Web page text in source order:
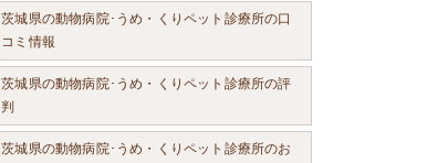
茨城県の動物病院･うめ・くりペット診療所の口
コミ情報
茨城県の動物病院･うめ・くりペット診療所の評
判
茨城県の動物病院･うめ・くりペット診療所のお